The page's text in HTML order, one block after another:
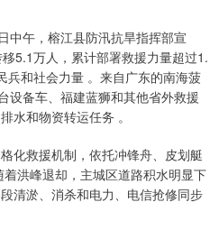
午，榕江县防汛抗旱指挥部宣
5.1万人，累计部署救援力量超过1.
兵和社会力量 。来自广东的南海菠
设备车、福建蓝狮和其他省外救援
水和物资转运任务 。
救援机制，依托冲锋舟、皮划艇
洪峰退却，主城区道路积水明显下
清淤、消杀和电力、电信抢修同步